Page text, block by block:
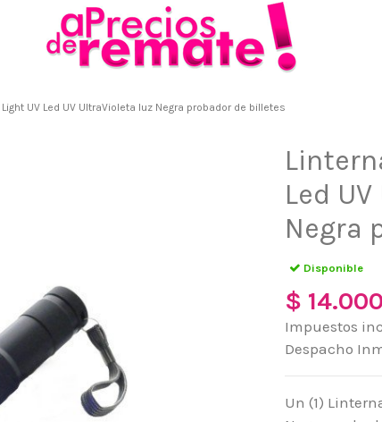
UV Led UV UltraVioleta luz Negra probador de billetes
Led
Negra
Disponible
$ 14.000
Impuestos
Despacho
Un (1)